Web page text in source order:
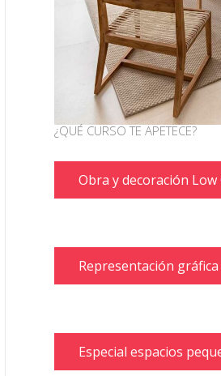
¿QUÉ CURSO TE APETECE?
Obra y decoración Low
Representación
Especial espacios